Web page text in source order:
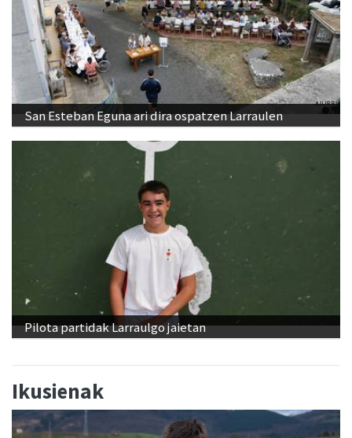
San Esteban Eguna ari dira ospatzen Larraulen
Pilota partidak Larraulgo jaietan
Ikusienak